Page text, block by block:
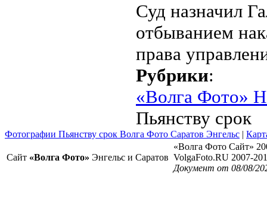
Суд назначил
отбыванием
права
Рубрики:
«Волга Фото»
Пьянству срок
Фотографии Пьянству срок Волга Фото Саратов Энгельс |
Сайт «Волга Фото» Энгельс и Саратов
«Волга Фото Сайт»
VolgaFoto.RU 2007-
Документ от 08/08/